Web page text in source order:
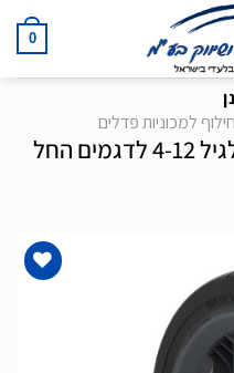
0
למכוניות פדלים
גלגל קומפלט לדגם Rally לגיל 4-12 לדגמים החל